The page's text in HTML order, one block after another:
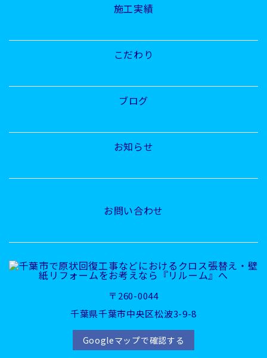
施工実績
こだわり
ブログ
お知らせ
お問い合わせ
〒260-0044
千葉県千葉市中央区松波3-9-8
Googleマップで確認する